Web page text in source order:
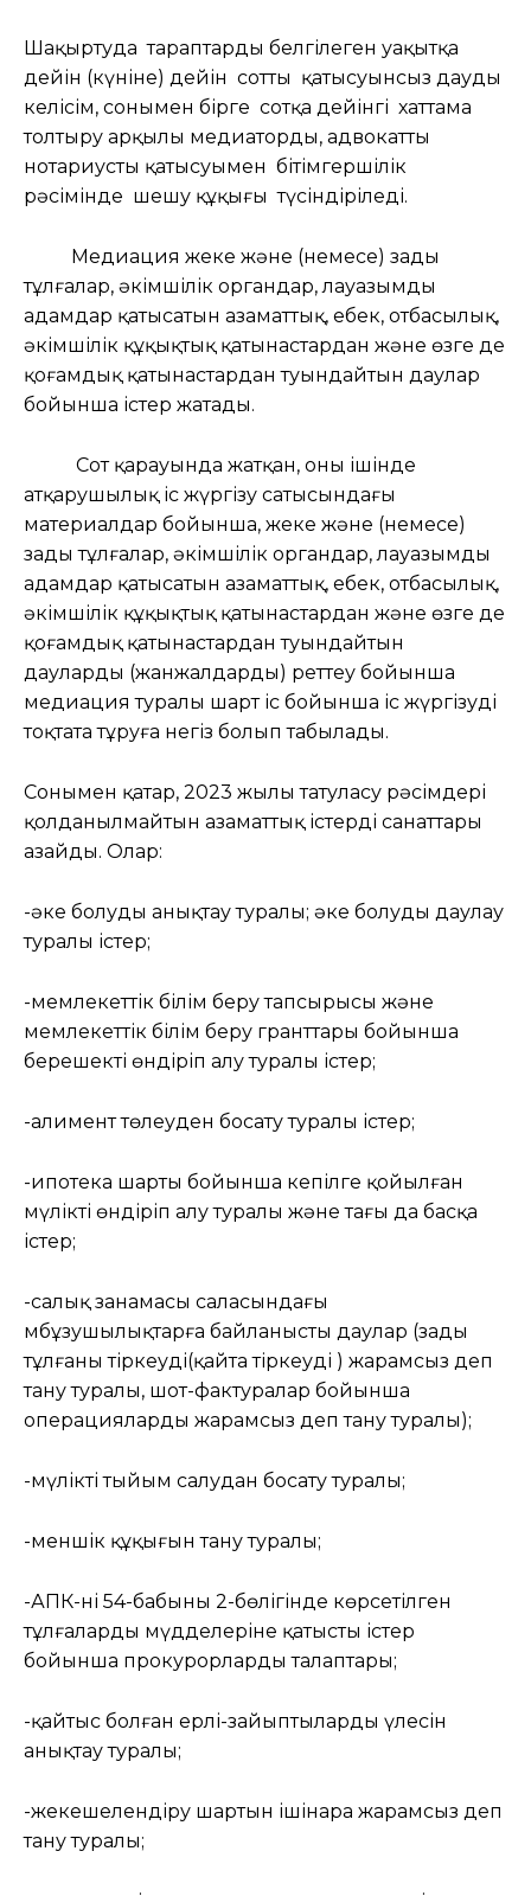
Шақыртуда тараптардың белгілеген уақытқа
дейін (күніне) дейін соттың қатысуынсыз дауды
келісім, сонымен бірге сотқа дейінгі хаттама
толтыру арқылы медиатордың, адвокаттың
нотариустың қатысуымен бітімгершілік
рәсімінде шешу құқығы түсіндіріледі.
Медиация жеке және (немесе) заңды
тұлғалар, әкімшілік органдар, лауазымды
адамдар қатысатын азаматтық, еңбек, отбасылық,
әкімшілік құқықтық қатынастардан және өзге де
қоғамдық қатынастардан туындайтын даулар
бойынша істер жатады.
Сот қарауында жатқан, оның ішінде
атқарушылық іс жүргізу сатысындағы
материалдар бойынша, жеке және (немесе)
заңды тұлғалар, әкімшілік органдар, лауазымды
адамдар қатысатын азаматтық, еңбек, отбасылық,
әкімшілік құқықтық қатынастардан және өзге де
қоғамдық қатынастардан туындайтын
дауларды (жанжалдарды) реттеу бойынша
медиация туралы шарт іс бойынша іс жүргізуді
тоқтата тұруға негіз болып табылады.
Сонымен қатар, 2023 жылы татуласу рәсімдері
қолданылмайтын азаматтық істердің санаттары
азайды. Олар:
-әке болуды анықтау туралы; әке болуды даулау
туралы істер;
-мемлекеттік білім беру тапсырысы және
мемлекеттік білім беру гранттары бойынша
берешекті өндіріп алу туралы істер;
-алимент төлеуден босату туралы істер;
-ипотека шарты бойынша кепілге қойылған
мүлікті өндіріп алу туралы және тағы да басқа
істер;
-салық заңнамасы саласындағы
мбұзушылықтарға байланысты даулар (заңды
тұлғаны тіркеуді(қайта тіркеуді ) жарамсыз деп
тану туралы, шот-фактуралар бойынша
операцияларды жарамсыз деп тану туралы);
-мүлікті тыйым салудан босату туралы;
-меншік құқығын тану туралы;
-АПК-нің 54-бабының 2-бөлігінде көрсетілген
тұлғалардың мүдделеріне қатысты істер
бойынша прокурорлардың талаптары;
-қайтыс болған ерлі-зайыптылардың үлесін
анықтау туралы;
-жекешелендіру шартын ішінара жарамсыз деп
тану туралы;